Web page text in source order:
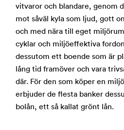
vitvaror och blandare, genom
mot såväl kyla som ljud, gott
och med nära till eget
cyklar och miljöeffektiva
dessutom ett boende som är
lång tid framöver och vara
där. För den som köper en
erbjuder de flesta banker
bolån, ett så kallat grönt lån.